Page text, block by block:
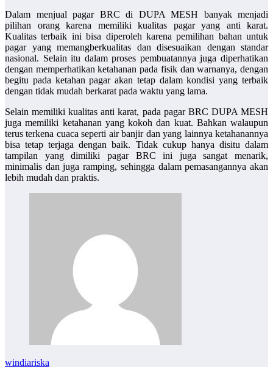
Dalam menjual pagar BRC di DUPA MESH banyak menjadi
pilihan orang karena memiliki kualitas pagar yang anti karat.
Kualitas terbaik ini bisa diperoleh karena pemilihan bahan untuk
pagar yang memangberkualitas dan disesuaikan dengan standar
nasional. Selain itu dalam proses pembuatannya juga diperhatikan
dengan memperhatikan ketahanan pada fisik dan warnanya, dengan
begitu pada ketahan pagar akan tetap dalam kondisi yang terbaik
dengan tidak mudah berkarat pada waktu yang lama.
Selain memiliki kualitas anti karat, pada pagar BRC DUPA MESH
juga memiliki ketahanan yang kokoh dan kuat. Bahkan walaupun
terus terkena cuaca seperti air banjir dan yang lainnya ketahanannya
bisa tetap terjaga dengan baik. Tidak cukup hanya disitu dalam
tampilan yang dimiliki pagar BRC ini juga sangat menarik,
minimalis dan juga ramping, sehingga dalam pemasangannya akan
lebih mudah dan praktis.
windiariska